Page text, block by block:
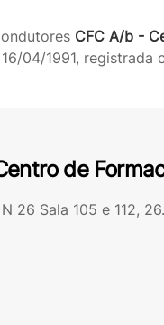
CFC A/b -
04/1991, registrada
de
26 Sala 105 e 112, 26.